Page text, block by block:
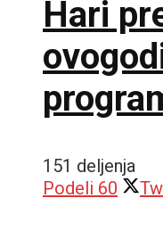
Hari
151 deljenja
Podeli 60